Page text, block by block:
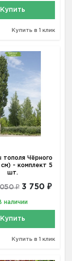
Купить
Купить в 1 клик
Чёрного
- комплект 5
шт.
₽ 3 750 ₽
наличии
Купить
Купить в 1 клик